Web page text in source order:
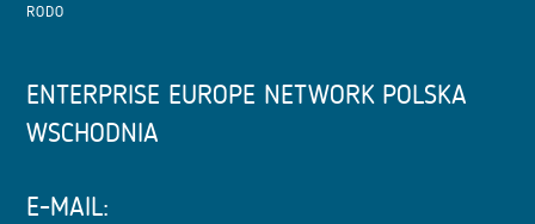
RODO
ENTERPRISE EUROPE NETWORK POLSKA
WSCHODNIA
E-MAIL: